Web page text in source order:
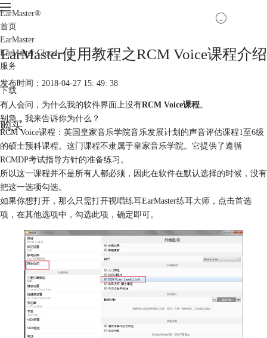
EarMaster®
首页
EarMaster
EarMaster Cloud
服务
下载
购买
EarMaster使用教程之RCM Voice课程介绍
发布时间：2018-04-27 15: 49: 38
有人会问，为什么我的软件界面上没有RCM Voice课程。
别急，我来告诉你为什么？
RCM Voice课程：英国皇家音乐学院音乐发展计划的声音评估课程1至6级
的硕士预科课程。这门课程不隶属于皇家音乐学院。它提供了遵循
RCMDP考试指导方针的准备练习。
所以这一课程并不是所有人都必须，因此在软件在默认选择的时候，没有
把这一选项勾选。
如果你想打开，那么只需打开视唱练耳EarMaster练耳大师 ，点击首选
项，在其他选项中，勾选此项，确定即可。